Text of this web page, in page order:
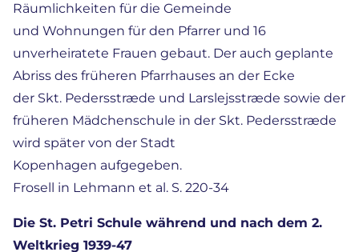
Räumlichkeiten für die Gemeinde
und Wohnungen für den Pfarrer und 16
unverheiratete Frauen gebaut. Der auch geplante
Abriss des früheren Pfarrhauses an der Ecke
der Skt. Pedersstræde und Larslejsstræde sowie der
früheren Mädchenschule in der Skt. Pedersstræde
wird später von der Stadt
Kopenhagen aufgegeben.
Frosell in Lehmann et al. S. 220-34
Die St. Petri Schule während und nach dem 2.
Weltkrieg 1939-47